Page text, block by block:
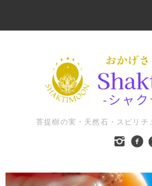
菩提樹の実・天然石・スピリチ